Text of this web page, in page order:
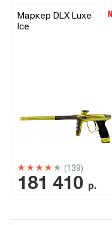
Маркер DLX Luxe
Ice
(139)
181 410 р.